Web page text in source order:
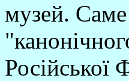
музей. Саме
Російської